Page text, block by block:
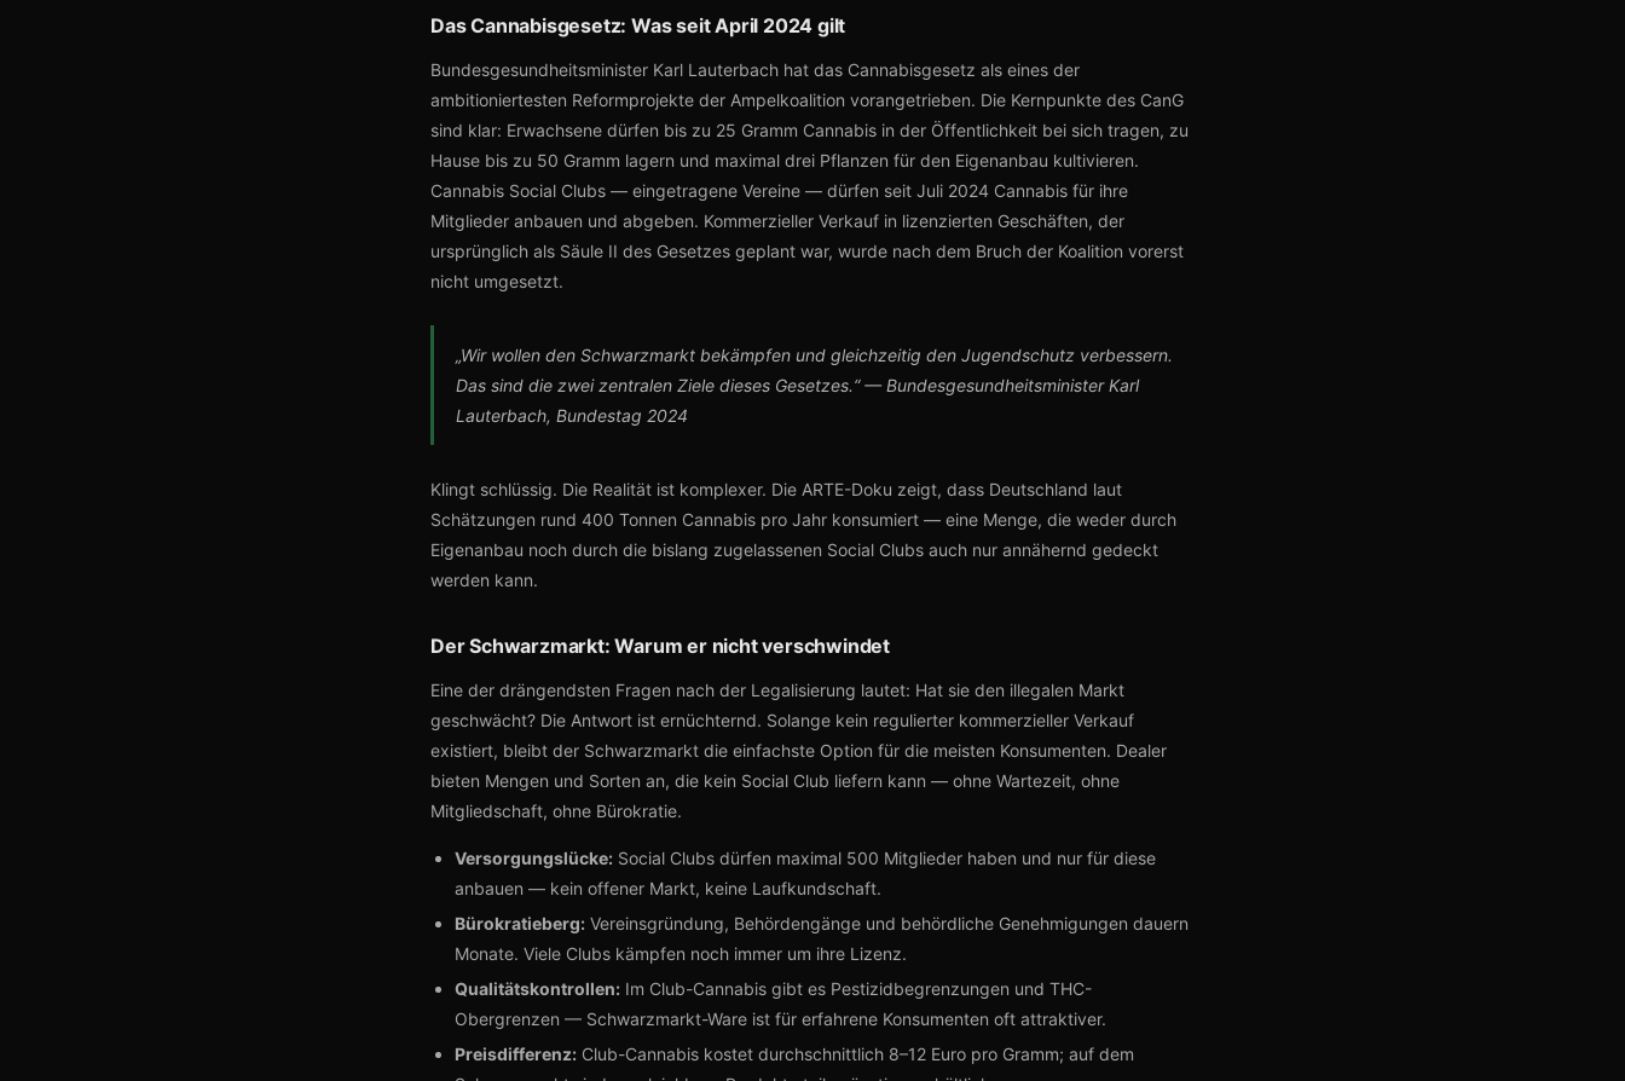
Das Cannabisgesetz: Was seit April 2024 gilt
Bundesgesundheitsminister Karl Lauterbach hat das Cannabisgesetz als eines der
ambitioniertesten Reformprojekte der Ampelkoalition vorangetrieben. Die Kernpunkte des CanG
sind klar: Erwachsene dürfen bis zu 25 Gramm Cannabis in der Öffentlichkeit bei sich tragen, zu
Hause bis zu 50 Gramm lagern und maximal drei Pflanzen für den Eigenanbau kultivieren.
Cannabis Social Clubs — eingetragene Vereine — dürfen seit Juli 2024 Cannabis für ihre
Mitglieder anbauen und abgeben. Kommerzieller Verkauf in lizenzierten Geschäften, der
ursprünglich als Säule II des Gesetzes geplant war, wurde nach dem Bruch der Koalition vorerst
nicht umgesetzt.
„Wir wollen den Schwarzmarkt bekämpfen und gleichzeitig den Jugendschutz verbessern.
Das sind die zwei zentralen Ziele dieses Gesetzes.“ — Bundesgesundheitsminister Karl
Lauterbach, Bundestag 2024
Klingt schlüssig. Die Realität ist komplexer. Die ARTE-Doku zeigt, dass Deutschland laut
Schätzungen rund 400 Tonnen Cannabis pro Jahr konsumiert — eine Menge, die weder durch
Eigenanbau noch durch die bislang zugelassenen Social Clubs auch nur annähernd gedeckt
werden kann.
Der Schwarzmarkt: Warum er nicht verschwindet
Eine der drängendsten Fragen nach der Legalisierung lautet: Hat sie den illegalen Markt
geschwächt? Die Antwort ist ernüchternd. Solange kein regulierter kommerzieller Verkauf
existiert, bleibt der Schwarzmarkt die einfachste Option für die meisten Konsumenten. Dealer
bieten Mengen und Sorten an, die kein Social Club liefern kann — ohne Wartezeit, ohne
Mitgliedschaft, ohne Bürokratie.
Versorgungslücke: Social Clubs dürfen maximal 500 Mitglieder haben und nur für diese
anbauen — kein offener Markt, keine Laufkundschaft.
Bürokratieberg: Vereinsgründung, Behördengänge und behördliche Genehmigungen dauern
Monate. Viele Clubs kämpfen noch immer um ihre Lizenz.
Qualitätskontrollen: Im Club-Cannabis gibt es Pestizidbegrenzungen und THC-
Obergrenzen — Schwarzmarkt-Ware ist für erfahrene Konsumenten oft attraktiver.
Preisdifferenz: Club-Cannabis kostet durchschnittlich 8–12 Euro pro Gramm; auf dem